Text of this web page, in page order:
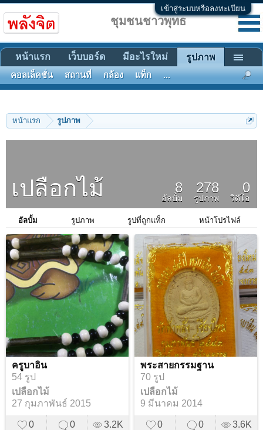
เข้าสู่ระบบหรือลงทะเบียน
หน้าแรก รูปภาพ
เปลือกไม้ 8
อัลบั้ม
278
รูปภาพ
0
วิดีโอ
อัลบั้ม รูปภาพ รูปที่ถูกแท็ก หน้าโปรไฟล์
ครูบาอิน
54 รูป
เปลือกไม้
27 กุมภาพันธ์ 2015
0 0 3.2K
พระสายกรรมฐาน
70 รูป
เปลือกไม้
9 มีนาคม 2014
0 0 3.6K
ชุมชนชาวพุทธ
หน้าแรก เว็บบอร์ด มีอะไรใหม่ รูปภาพ
คอลเล็คชั่น สถานที่ กล้อง แท็ก ...